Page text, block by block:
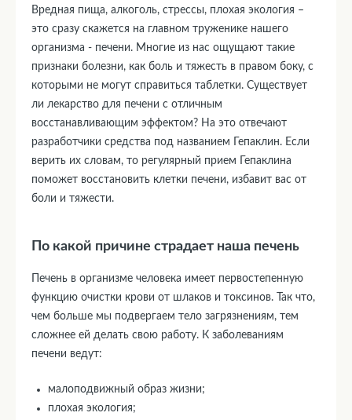
Вредная пища, алкоголь, стрессы, плохая экология –
это сразу скажется на главном труженике нашего
организма - печени. Многие из нас ощущают такие
признаки болезни, как боль и тяжесть в правом боку, с
которыми не могут справиться таблетки. Существует
ли лекарство для печени с отличным
восстанавливающим эффектом? На это отвечают
разработчики средства под названием Гепаклин. Если
верить их словам, то регулярный прием Гепаклина
поможет восстановить клетки печени, избавит вас от
боли и тяжести.
По какой причине страдает наша печень
Печень в организме человека имеет первостепенную
функцию очистки крови от шлаков и токсинов. Так что,
чем больше мы подвергаем тело загрязнениям, тем
сложнее ей делать свою работу. К заболеваниям
печени ведут:
малоподвижный образ жизни;
плохая экология;